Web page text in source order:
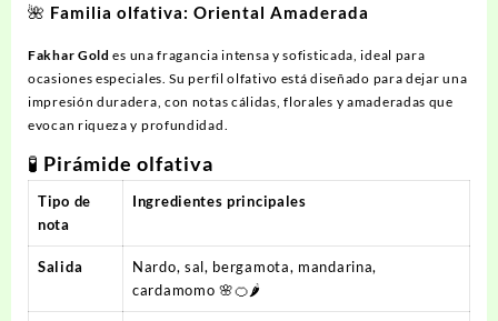
🌺 Familia olfativa: Oriental Amaderada
Fakhar Gold es una fragancia intensa y sofisticada, ideal para
ocasiones especiales. Su perfil olfativo está diseñado para dejar una
impresión duradera, con notas cálidas, florales y amaderadas que
evocan riqueza y profundidad.
🧪 Pirámide olfativa
Tipo de
nota
Ingredientes principales
Salida
Nardo, sal, bergamota, mandarina,
cardamomo 🌸🍊🌶️